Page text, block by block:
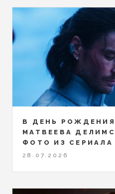
В ДЕНЬ
МАТВЕЕВА
ФОТО ИЗ СЕРИАЛА
28.07.2026